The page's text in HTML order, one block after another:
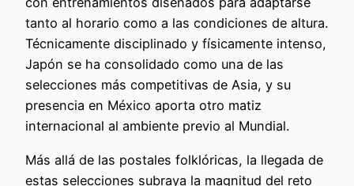
tanto al horario como a las condiciones de altura.
Técnicamente disciplinado y físicamente intenso,
Japón se ha consolidado como una de las
selecciones más competitivas de Asia, y su
presencia en México aporta otro matiz
internacional al ambiente previo al Mundial.
Más allá de las postales folklóricas, la llegada de
estas selecciones subraya la magnitud del reto